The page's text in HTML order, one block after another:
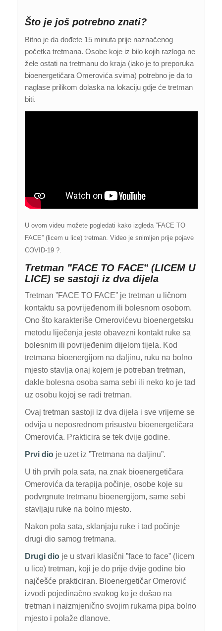
Što je još potrebno znati?
Bitno je da dođete 15 minuta prije naznačenog
početka tretmana. Osobe koje iz bilo kojih razloga ne
žele ostati na tretmanu do kraja (iako je to preporuka
bioenergetičara Omerovića svima) potrebno je da to
naglase prilikom dolaska na lokaciju gdje će tretman
biti.
U ovom videu možete pogledati kako izgleda ”FACE TO
FACE” (licem u lice) tretman. Video je snimljen prije pojave
COVID-19 ?.
Tretman ”FACE TO FACE” (LICEM U
LICE) se sastoji iz dva dijela
Tretman ”FACE TO FACE” je tretman u ličnom
kontaktu sa povrijeđenom ili bolesnom osobom.
Ono što karakteriše Omerovićevu bioenergetsku
metodu liječenja jeste obavezni kontakt ruke sa
bolesnim ili povrijeđenim dijelom tijela. Kod
tretmana bioenergijom na daljinu, ruku na bolno
mjesto stavlja onaj kojem je potreban tretman,
dakle bolesna osoba sama sebi ili neko ko je tad
uz osobu kojoj se radi tretman.
Ovaj tretman sastoji iz dva dijela i sve vrijeme se
odvija u neposrednom prisustvu bioenergetičara
Omerovića. Prakticira se tek dvije godine.
Prvi dioje uzet iz ”Tretmana na daljinu”.
U tih prvih pola sata, na znak bioenergetičara
Omerovića da terapija počinje, osobe koje su
podvrgnute tretmanu bioenergijom, same sebi
stavljaju ruke na bolno mjesto.
Nakon pola sata, sklanjaju ruke i tad počinje
drugi dio samog tretmana.
Drugi dioje u stvari klasični ”face to face” (licem
u lice) tretman, koji je do prije dvije godine bio
najčešće prakticiran. Bioenergetičar Omerović
izvodi pojedinačno svakog ko je došao na
tretman i naizmjenično svojim rukama pipa bolno
mjesto i polaže dlanove.